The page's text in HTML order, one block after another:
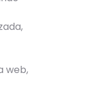
web,